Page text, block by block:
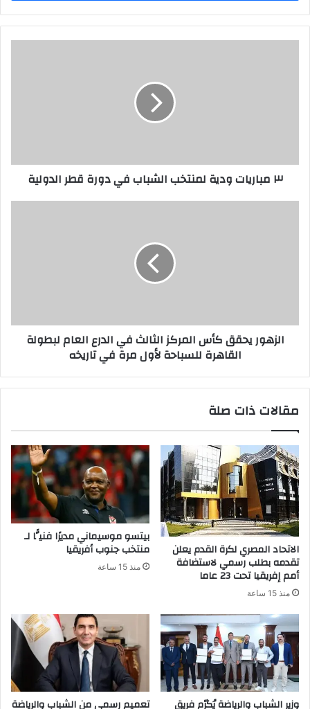
٣ مباريات ودية لمنتخب الشباب في دورة قطر الدولية
الزهور يحقق كأس المركز الثالث في الدرع العام لبطولة
القاهرة للسباحة لأول مرة في تاريخه
مقالات ذات صلة
الاتحاد المصري لكرة القدم يعلن
تقدمه بطلب رسمي لاستضافة
أمم إفريقيا تحت 23 عاما
منذ 15 ساعة
بيتسو موسيماني مديرًا فنيًّا لـ
منتخب جنوب أفريقيا
منذ 15 ساعة
وزير الشباب والرياضة يُكرّم فريق تعميم رسمي من الشباب والرياضة